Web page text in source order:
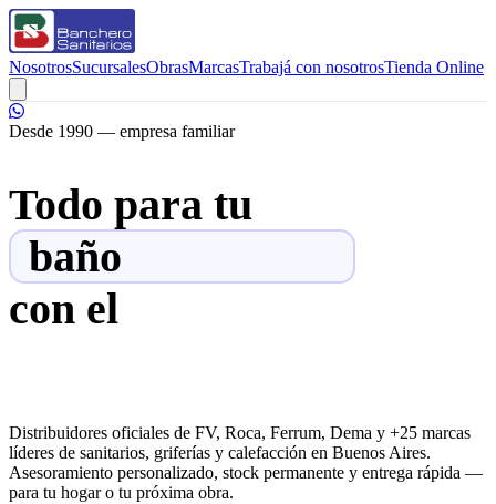
NosotrosSucursalesObrasMarcasTrabajá con nosotrosTienda Online
Desde 1990 — empresa familiar
Todo para tu
baño
con el
Distribuidores oficiales de FV, Roca, Ferrum, Dema y +25 marcas
líderes de sanitarios, griferías y calefacción en Buenos Aires.
Asesoramiento personalizado, stock permanente y entrega rápida —
para tu hogar o tu próxima obra.